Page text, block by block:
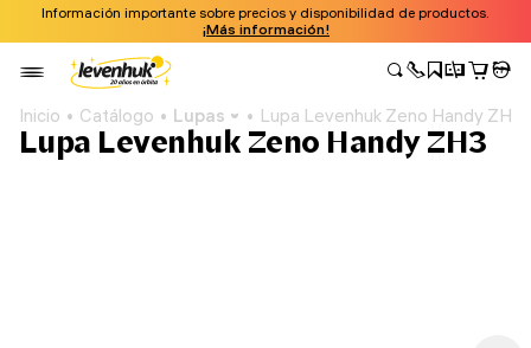
Información importante sobre precios y disponibilidad de productos.
¡Más información!
Inicio Catálogo Lupas Lupa Levenhuk Zeno Handy ZH3
Lupa Levenhuk Zeno Handy ZH3